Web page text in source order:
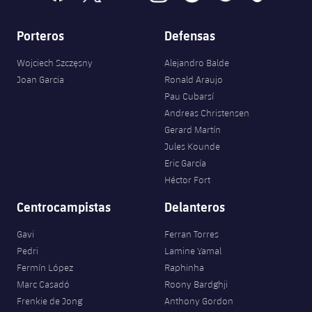
Porteros
Wojciech Szczęsny
Joan Garcia
Defensas
Alejandro Balde
Ronald Araujo
Pau Cubarsí
Andreas Christensen
Gerard Martín
Jules Kounde
Eric García
Héctor Fort
Centrocampistas
Gavi
Pedri
Fermín López
Marc Casadó
Frenkie de Jong
Delanteros
Ferran Torres
Lamine Yamal
Raphinha
Roony Bardghji
Anthony Gordon